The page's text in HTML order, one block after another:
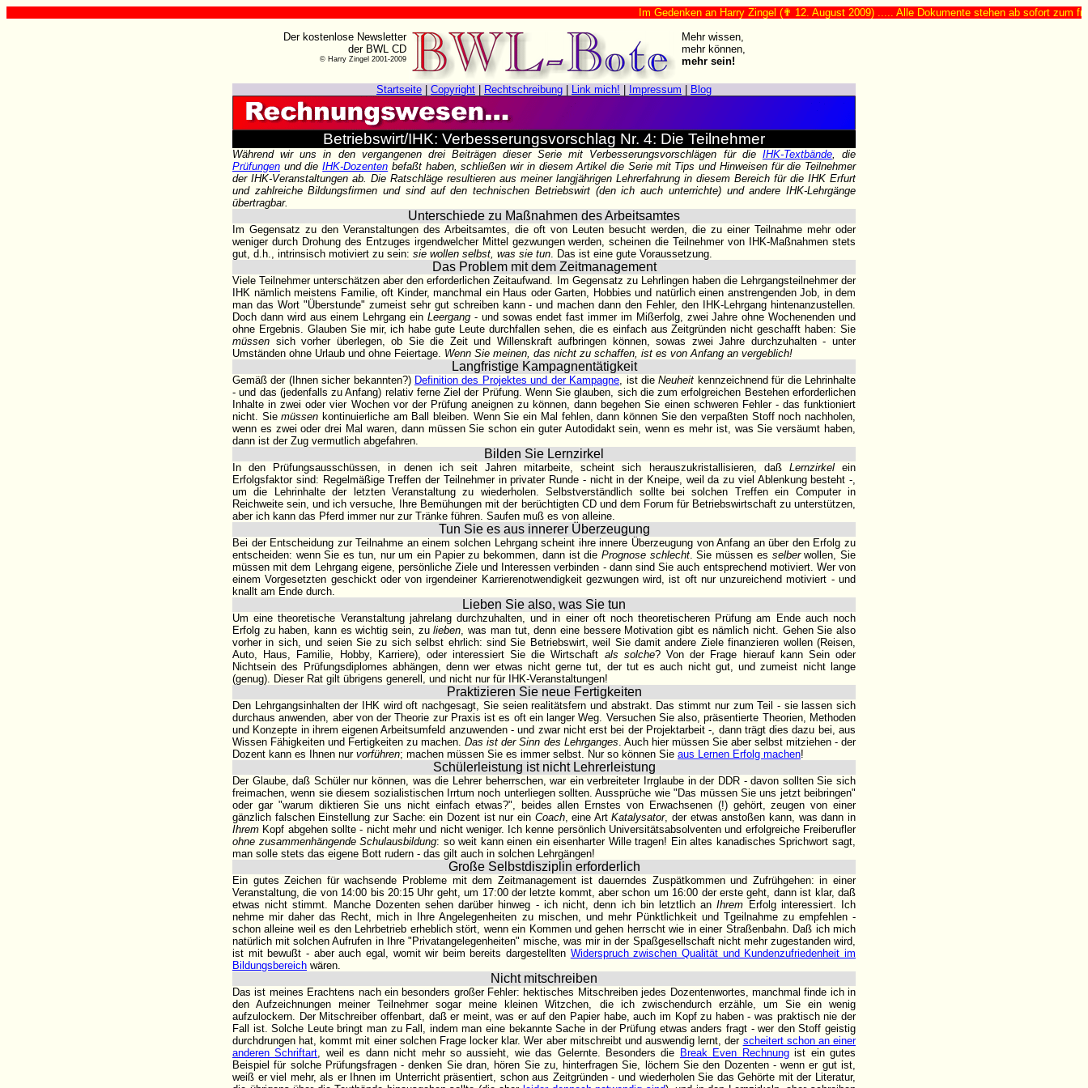
Im Gedenken an Harry Zingel (✟ 12. August 2009) ..... Alle Dokumente stehen ab sofort zum
Der kostenlose Newsletter
der BWL CD
© Harry Zingel 2001-2009
Mehr wissen,
mehr können,
mehr sein!
Startseite Copyright Rechtschreibung Link mich! Impressum Blog
Betriebswirt/IHK: Verbesserungsvorschlag Nr. 4: Die Teilnehmer
Während wir uns in den vergangenen drei Beiträgen dieser Serie mit Verbesserungsvorschlägen für die IHK-Textbände, die
Prüfungen und dieIHK-Dozenten befaßt haben, schließen wir in diesem Artikel die Serie mit Tips und Hinweisen für die Teilnehmer
der IHK-Veranstaltungen ab. Die Ratschläge resultieren aus meiner langjährigen Lehrerfahrung in diesem Bereich für die IHK Erfurt
und zahlreiche Bildungsfirmen und sind auf den technischen Betriebswirt (den ich auch unterrichte) und andere IHK-Lehrgänge
übertragbar.
Unterschiede zu Maßnahmen des Arbeitsamtes
Im Gegensatz zu den Veranstaltungen des Arbeitsamtes, die oft von Leuten besucht werden, die zu einer Teilnahme mehr oder
weniger durch Drohung des Entzuges irgendwelcher Mittel gezwungen werden, scheinen die Teilnehmer von IHK-Maßnahmen stets
gut, d.h., intrinsisch motiviert zu sein: sie wollen selbst, was sie tun. Das ist eine gute Voraussetzung.
Das Problem mit dem Zeitmanagement
Viele Teilnehmer unterschätzen aber den erforderlichen Zeitaufwand. Im Gegensatz zu Lehrlingen haben die Lehrgangsteilnehmer der
IHK nämlich meistens Familie, oft Kinder, manchmal ein Haus oder Garten, Hobbies und natürlich einen anstrengenden Job, in dem
man das Wort "Überstunde" zumeist sehr gut schreiben kann - und machen dann den Fehler, den IHK-Lehrgang hintenanzustellen.
Doch dann wird aus einem Lehrgang ein Leergang- und sowas endet fast immer im Mißerfolg, zwei Jahre ohne Wochenenden und
ohne Ergebnis. Glauben Sie mir, ich habe gute Leute durchfallen sehen, die es einfach aus Zeitgründen nicht geschafft haben: Sie
müssen sich vorher überlegen, ob Sie die Zeit und Willenskraft aufbringen können, sowas zwei Jahre durchzuhalten - unter
Umständen ohne Urlaub und ohne Feiertage. Wenn Sie meinen, das nicht zu schaffen, ist es von Anfang an vergeblich!
Langfristige Kampagnentätigkeit
Gemäß der (Ihnen sicher bekannten?) Definition des Projektes und der Kampagne, ist dieNeuheit kennzeichnend für die Lehrinhalte
- und das (jedenfalls zu Anfang) relativ ferne Ziel der Prüfung. Wenn Sie glauben, sich die zum erfolgreichen Bestehen erforderlichen
Inhalte in zwei oder vier Wochen vor der Prüfung aneignen zu können, dann begehen Sie einen schweren Fehler - das funktioniert
nicht. Siemüssen kontinuierliche am Ball bleiben. Wenn Sie ein Mal fehlen, dann können Sie den verpaßten Stoff noch nachholen,
wenn es zwei oder drei Mal waren, dann müssen Sie schon ein guter Autodidakt sein, wenn es mehr ist, was Sie versäumt haben,
dann ist der Zug vermutlich abgefahren.
Bilden Sie Lernzirkel
In den Prüfungsausschüssen, in denen ich seit Jahren mitarbeite, scheint sich herauszukristallisieren, daß Lernzirkelein
Erfolgsfaktor sind: Regelmäßige Treffen der Teilnehmer in privater Runde - nicht in der Kneipe, weil da zu viel Ablenkung besteht -,
um die Lehrinhalte der letzten Veranstaltung zu wiederholen. Selbstverständlich sollte bei solchen Treffen ein Computer in
Reichweite sein, und ich versuche, Ihre Bemühungen mit der berüchtigten CD und dem Forum für Betriebswirtschaft zu unterstützen,
aber ich kann das Pferd immer nur zur Tränke führen. Saufen muß es von alleine.
Tun Sie es aus innerer Überzeugung
Bei der Entscheidung zur Teilnahme an einem solchen Lehrgang scheint ihre innere Überzeugung von Anfang an über den Erfolg zu
entscheiden: wenn Sie es tun, nur um ein Papier zu bekommen, dann ist die Prognose schlecht. Sie müssen es selberwollen, Sie
müssen mit dem Lehrgang eigene, persönliche Ziele und Interessen verbinden - dann sind Sie auch entsprechend motiviert. Wer von
einem Vorgesetzten geschickt oder von irgendeiner Karrierenotwendigkeit gezwungen wird, ist oft nur unzureichend motiviert - und
knallt am Ende durch.
Lieben Sie also, was Sie tun
Um eine theoretische Veranstaltung jahrelang durchzuhalten, und in einer oft noch theoretischeren Prüfung am Ende auch noch
Erfolg zu haben, kann es wichtig sein, zulieben, was man tut, denn eine bessere Motivation gibt es nämlich nicht. Gehen Sie also
vorher in sich, und seien Sie zu sich selbst ehrlich: sind Sie Betriebswirt, weil Sie damit andere Ziele finanzieren wollen (Reisen,
Auto, Haus, Familie, Hobby, Karriere), oder interessiert Sie die Wirtschaft als solche? Von der Frage hierauf kann Sein oder
Nichtsein des Prüfungsdiplomes abhängen, denn wer etwas nicht gerne tut, der tut es auch nicht gut, und zumeist nicht lange
(genug). Dieser Rat gilt übrigens generell, und nicht nur für IHK-Veranstaltungen!
Praktizieren Sie neue Fertigkeiten
Den Lehrgangsinhalten der IHK wird oft nachgesagt, Sie seien realitätsfern und abstrakt. Das stimmt nur zum Teil - sie lassen sich
durchaus anwenden, aber von der Theorie zur Praxis ist es oft ein langer Weg. Versuchen Sie also, präsentierte Theorien, Methoden
und Konzepte in ihrem eigenen Arbeitsumfeld anzuwenden - und zwar nicht erst bei der Projektarbeit -, dann trägt dies dazu bei, aus
Wissen Fähigkeiten und Fertigkeiten zu machen.Das ist der Sinn des Lehrganges. Auch hier müssen Sie aber selbst mitziehen - der
Dozent kann es Ihnen nur vorführen; machen müssen Sie es immer selbst. Nur so können Sie aus Lernen Erfolg machen!
Schülerleistung ist nicht Lehrerleistung
Der Glaube, daß Schüler nur können, was die Lehrer beherrschen, war ein verbreiteter Irrglaube in der DDR - davon sollten Sie sich
freimachen, wenn sie diesem sozialistischen Irrtum noch unterliegen sollten. Aussprüche wie "Das müssen Sie uns jetzt beibringen"
oder gar "warum diktieren Sie uns nicht einfach etwas?", beides allen Ernstes von Erwachsenen (!) gehört, zeugen von einer
gänzlich falschen Einstellung zur Sache: ein Dozent ist nur ein Coach, eine ArtKatalysator, der etwas anstoßen kann, was dann in
Ihrem Kopf abgehen sollte - nicht mehr und nicht weniger. Ich kenne persönlich Universitätsabsolventen und erfolgreiche Freiberufler
ohne zusammenhängende Schulausbildung: so weit kann einen ein eisenharter Wille tragen! Ein altes kanadisches Sprichwort sagt,
man solle stets das eigene Bott rudern - das gilt auch in solchen Lehrgängen!
Große Selbstdisziplin erforderlich
Ein gutes Zeichen für wachsende Probleme mit dem Zeitmanagement ist dauerndes Zuspätkommen und Zufrühgehen: in einer
Veranstaltung, die von 14:00 bis 20:15 Uhr geht, um 17:00 der letzte kommt, aber schon um 16:00 der erste geht, dann ist klar, daß
etwas nicht stimmt. Manche Dozenten sehen darüber hinweg - ich nicht, denn ich bin letztlich anIhrem Erfolg interessiert. Ich
nehme mir daher das Recht, mich in Ihre Angelegenheiten zu mischen, und mehr Pünktlichkeit und Tgeilnahme zu empfehlen -
schon alleine weil es den Lehrbetrieb erheblich stört, wenn ein Kommen und gehen herrscht wie in einer Straßenbahn. Daß ich mich
natürlich mit solchen Aufrufen in Ihre "Privatangelegenheiten" mische, was mir in der Spaßgesellschaft nicht mehr zugestanden wird,
ist mit bewußt - aber auch egal, womit wir beim bereits dargestellten Widerspruch zwischen Qualität und Kundenzufriedenheit im
Bildungsbereich wären.
Nicht mitschreiben
Das ist meines Erachtens nach ein besonders großer Fehler: hektisches Mitschreiben jedes Dozentenwortes, manchmal finde ich in
den Aufzeichnungen meiner Teilnehmer sogar meine kleinen Witzchen, die ich zwischendurch erzähle, um Sie ein wenig
aufzulockern. Der Mitschreiber offenbart, daß er meint, was er auf den Papier habe, auch im Kopf zu haben - was praktisch nie der
Fall ist. Solche Leute bringt man zu Fall, indem man eine bekannte Sache in der Prüfung etwas anders fragt - wer den Stoff geistig
durchdrungen hat, kommt mit einer solchen Frage locker klar. Wer aber mitschreibt und auswendig lernt, der scheitert schon an einer
anderen Schriftart, weil es dann nicht mehr so aussieht, wie das Gelernte. Besonders die Break Even Rechnungist ein gutes
Beispiel für solche Prüfungsfragen - denken Sie dran, hören Sie zu, hinterfragen Sie, löchern Sie den Dozenten - wenn er gut ist,
weiß er viel mehr, als er Ihnen im Unterricht präsentiert, schon aus Zeitgründen - und wiederholen Sie das Gehörte mit der Literatur,